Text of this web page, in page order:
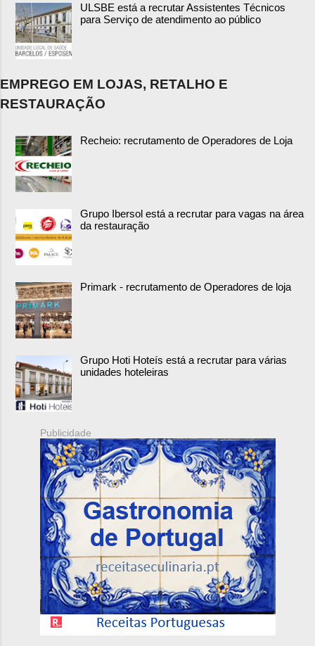
ULSBE está a recrutar Assistentes Técnicos
para Serviço de atendimento ao público
EMPREGO EM LOJAS, RETALHO E
RESTAURAÇÃO
Recheio: recrutamento de Operadores de Loja
Grupo Ibersol está a recrutar para vagas na área
da restauração
Primark - recrutamento de Operadores de loja
Grupo Hoti Hoteís está a recrutar para várias
unidades hoteleiras
Publicidade